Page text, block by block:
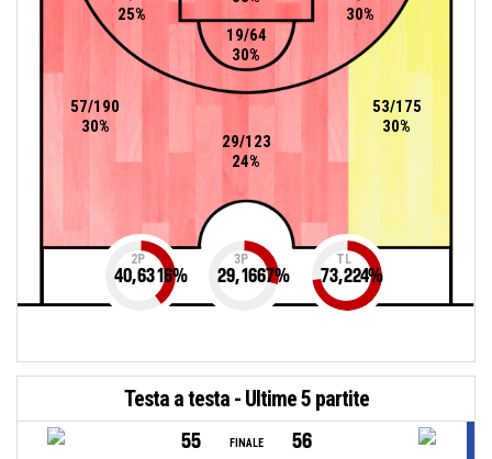
19/64
30%
25%
30%
29/123
24%
57/190
30%
53/175
30%
2P
40,6316%
3P
29,1667%
TL
73,224%
Testa a testa - Ultime 5 partite
55 FINALE
56